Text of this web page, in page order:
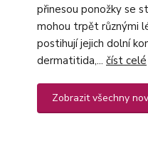
přinesou ponožky se
mohou trpět různými
postihují jejich dolní
dermatitida,... číst celé
Zobrazit všechny